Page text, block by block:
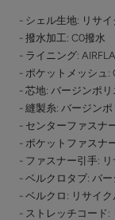
- シェル生地: リサ
- 撥水加工: C0撥水
- ライニング:
- ポケットメッシュ:
- 芯地: バージンポ
- 縫製糸: バージン
- センターファスナ
- ポケットファスナ
- ファスナー引手:
- ベルクロタブ: バ
- ベルクロ: リサイ
- ストレッチコード: